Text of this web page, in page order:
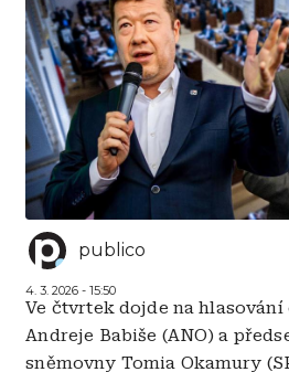
publico
4. 3. 2026 - 15:50
Ve čtvrtek dojde na
Andreje Babiše (ANO) a
sněmovny Tomia Okamury